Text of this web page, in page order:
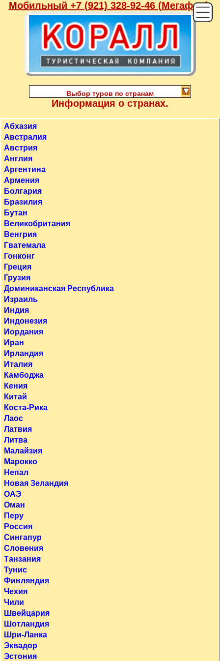
Мобильный +7 (921) 328-92-46 (Мегафон),
Выбор туров по странам
Информация о странах.
Абхазия
Австралия
Австрия
Англия
Аргентина
Армения
Болгария
Бразилия
Бутан
Великобритания
Венгрия
Гватемала
Гонконг
Греция
Грузия
Доминиканская Республика
Израиль
Индия
Индонезия
Иордания
Иран
Ирландия
Италия
Камбоджа
Кения
Китай
Коста-Рика
Лаос
Латвия
Литва
Малайзия
Марокко
Непал
Новая Зеландия
ОАЭ
Оман
Перу
Россия
Сингапур
Словения
Танзания
Тунис
Финляндия
Чехия
Чили
Швейцария
Шотландия
Шри-Ланка
Эквадор
Эстония